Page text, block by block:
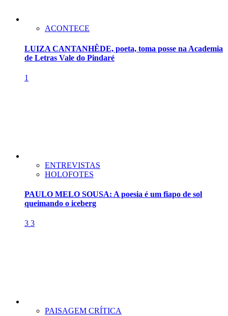
ACONTECE
LUIZA CANTANHÊDE, poeta, toma posse na Academia
de Letras Vale do Pindaré
1
ENTREVISTAS
HOLOFOTES
PAULO MELO SOUSA: A poesia é um fiapo de sol
queimando o iceberg
3 3
PAISAGEM CRÍTICA